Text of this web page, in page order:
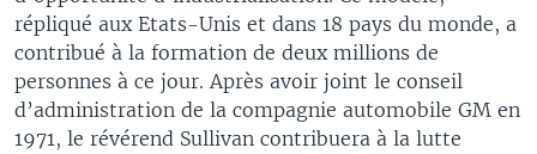
répliqué aux Etats-Unis et dans 18 pays du monde, a
contribué à la formation de deux millions de
personnes à ce jour. Après avoir joint le conseil
d’administration de la compagnie automobile GM en
1971, le révérend Sullivan contribuera à la lutte